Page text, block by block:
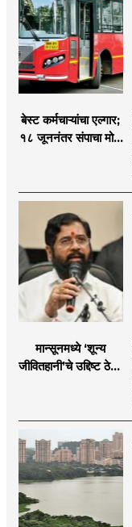
बेस्ट कर्मचाऱ्यांचा एल्गार;
१८ जूननंतर संपाचा मोठा
मान्सूनमध्ये ‘शून्य
जीवितहानी’चे उद्दिष्ट ठेवून
शिंदे